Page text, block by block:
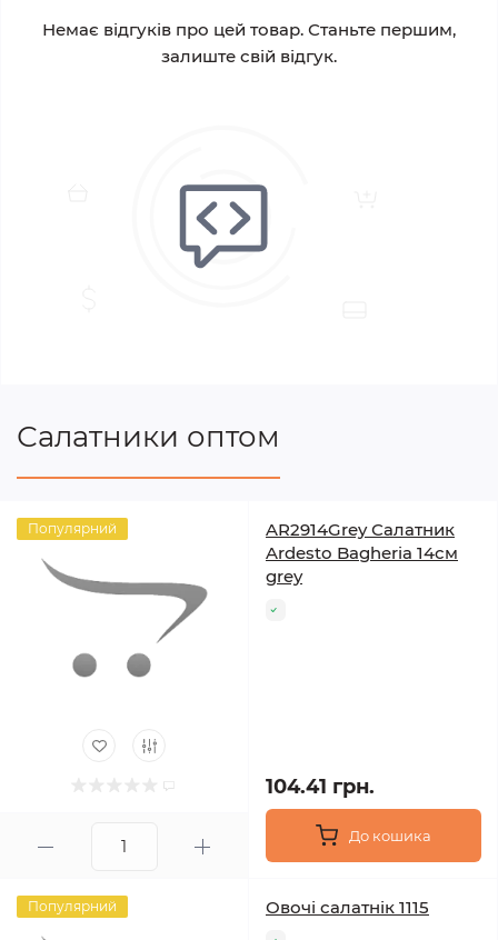
Немає відгуків про цей товар. Станьте першим,
залиште свій відгук.
Салатники оптом
Популярний
AR2914Grey Салатник
Ardesto Bagheria 14см
grey
104.41 грн.
До кошика
Популярний Овочі салатнік 1115